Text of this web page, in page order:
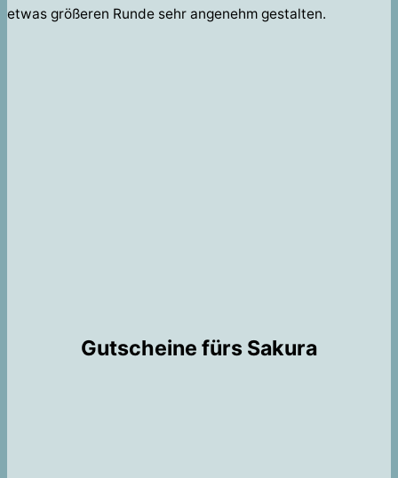
etwas größeren Runde sehr angenehm gestalten.
Gutscheine fürs Sakura